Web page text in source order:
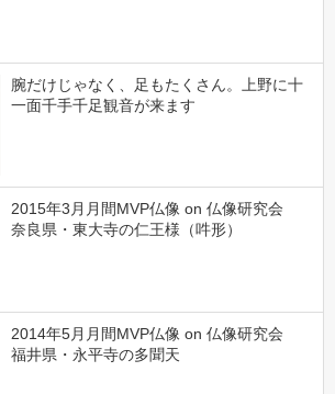
腕だけじゃなく、足もたくさん。上野に十
一面千手千足観音が来ます
2015年3月月間MVP仏像 on 仏像研究会
奈良県・東大寺の仁王様（吽形）
2014年5月月間MVP仏像 on 仏像研究会
福井県・永平寺の多聞天